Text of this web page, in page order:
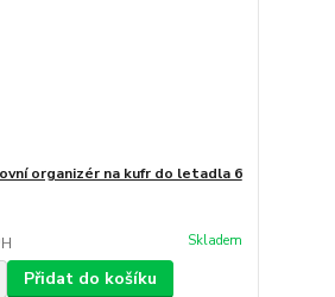
organizér na kufr do letadla 6
Skladem
Přidat do košíku